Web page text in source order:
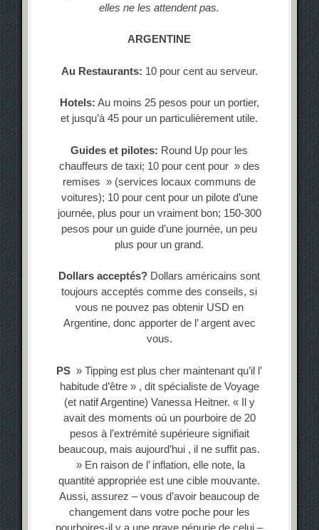
elles ne les attendent pas.
ARGENTINE
Au Restaurants: 10 pour cent au serveur.
Hotels: Au moins 25 pesos pour un portier,
et jusqu’à 45 pour un particulièrement utile.
Guides et pilotes: Round Up pour les
chauffeurs de taxi; 10 pour cent pour » des
remises » (services locaux communs de
voitures); 10 pour cent pour un pilote d’une
journée, plus pour un vraiment bon; 150-300
pesos pour un guide d’une journée, un peu
plus pour un grand.
Dollars acceptés? Dollars américains sont
toujours acceptés comme des conseils, si
vous ne pouvez pas obtenir USD en
Argentine, donc apporter de l’ argent avec
vous.
PS » Tipping est plus cher maintenant qu’il l’
habitude d’être » , dit spécialiste de Voyage
(et natif Argentine) Vanessa Heitner. « Il y
avait des moments où un pourboire de 20
pesos à l’extrémité supérieure signifiait
beaucoup, mais aujourd’hui , il ne suffit pas.
» En raison de l’ inflation, elle note, la
quantité appropriée est une cible mouvante.
Aussi, assurez – vous d’avoir beaucoup de
changement dans votre poche pour les
pourboires-il y a une grave pénurie de celui –